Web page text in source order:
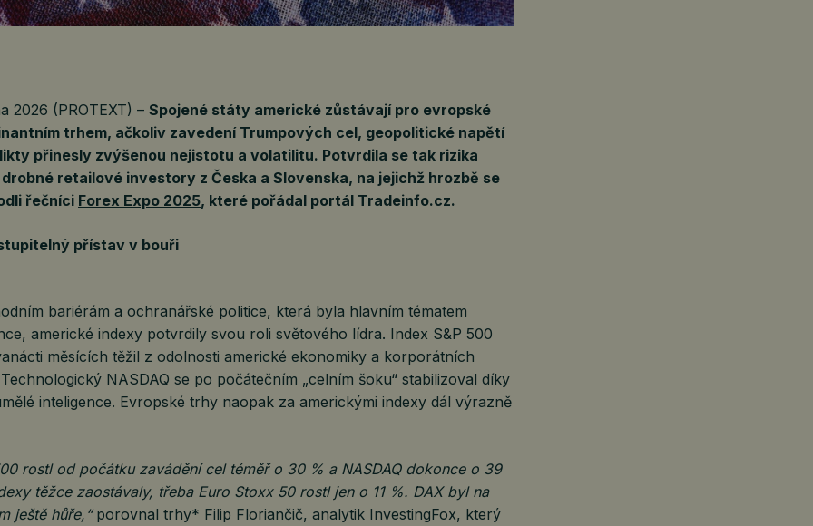
2026 (PROTEXT) – Spojené státy americké zůstávají pro evropské
trhem, ačkoliv zavedení Trumpových cel, geopolitické napětí
přinesly zvýšenou nejistotu a volatilitu. Potvrdila se tak rizika
retailové investory z Česka a Slovenska, na jejichž hrozbě se
řečníci Forex Expo 2025, které pořádal portál Tradeinfo.cz.
přístav v bouři
bariérám a ochranářské politice, která byla hlavním tématem
americké indexy potvrdily svou roli světového lídra. Index S&P 500
měsících těžil z odolnosti americké ekonomiky a korporátních
NASDAQ se po počátečním „celním šoku“ stabilizoval díky
inteligence. Evropské trhy naopak za americkými indexy dál výrazně
rostl od počátku zavádění cel téměř o 30 % a NASDAQ dokonce o 39
těžce zaostávaly, třeba Euro Stoxx 50 rostl jen o 11 %. DAX byl na
ještě hůře,“porovnal trhy* Filip Floriančič, analytik InvestingFox, který